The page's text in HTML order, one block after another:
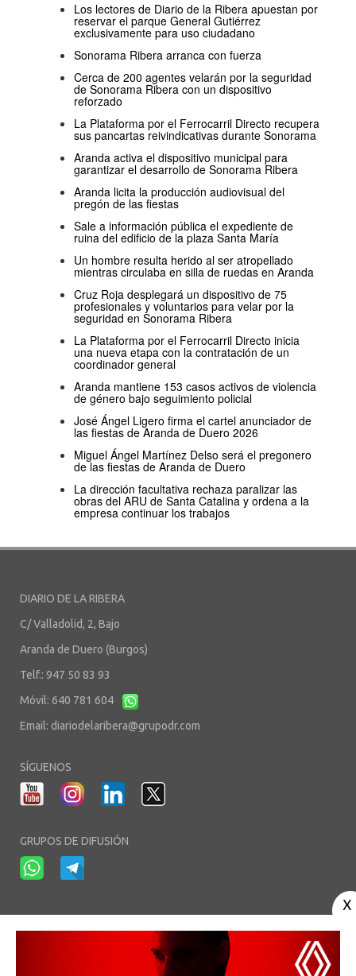
Los lectores de Diario de la Ribera apuestan por
reservar el parque General Gutiérrez
exclusivamente para uso ciudadano
Sonorama Ribera arranca con fuerza
Cerca de 200 agentes velarán por la seguridad
de Sonorama Ribera con un dispositivo
reforzado
La Plataforma por el Ferrocarril Directo recupera
sus pancartas reivindicativas durante Sonorama
Aranda activa el dispositivo municipal para
garantizar el desarrollo de Sonorama Ribera
Aranda licita la producción audiovisual del
pregón de las fiestas
Sale a información pública el expediente de
ruina del edificio de la plaza Santa María
Un hombre resulta herido al ser atropellado
mientras circulaba en silla de ruedas en Aranda
Cruz Roja desplegará un dispositivo de 75
profesionales y voluntarios para velar por la
seguridad en Sonorama Ribera
La Plataforma por el Ferrocarril Directo inicia
una nueva etapa con la contratación de un
coordinador general
Aranda mantiene 153 casos activos de violencia
de género bajo seguimiento policial
José Ángel Ligero firma el cartel anunciador de
las fiestas de Aranda de Duero 2026
Miguel Ángel Martínez Delso será el pregonero
de las fiestas de Aranda de Duero
La dirección facultativa rechaza paralizar las
obras del ARU de Santa Catalina y ordena a la
empresa continuar los trabajos
DIARIO DE LA RIBERA
C/ Valladolid, 2, Bajo
Aranda de Duero (Burgos)
Telf.: 947 50 83 93
Móvil: 640 781 604
Email: diariodelaribera@grupodr.com
SÍGUENOS
GRUPOS DE DIFUSIÓN